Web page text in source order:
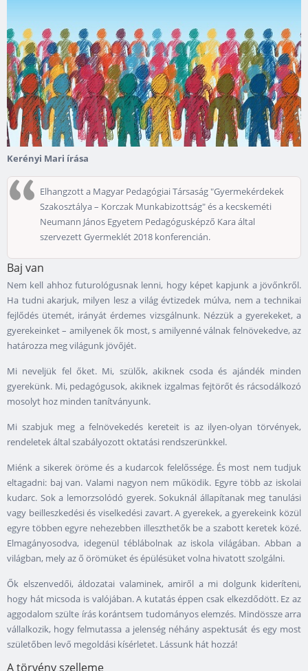
Kerényi Mari írása
Elhangzott a Magyar Pedagógiai Társaság "Gyermekérdekek
Szakosztálya – Korczak Munkabizottság" és a kecskeméti
Neumann János Egyetem Pedagógusképző Kara által
szervezett Gyermeklét 2018 konferencián.
Baj van
Nem kell ahhoz futurológusnak lenni, hogy képet kapjunk a jövőnkről.
Ha tudni akarjuk, milyen lesz a világ évtizedek múlva, nem a technikai
fejlődés ütemét, irányát érdemes vizsgálnunk. Nézzük a gyerekeket, a
gyerekeinket – amilyenek ők most, s amilyenné válnak felnövekedve, az
határozza meg világunk jövőjét.
Mi neveljük fel őket. Mi, szülők, akiknek csoda és ajándék minden
gyerekünk. Mi, pedagógusok, akiknek izgalmas fejtörőt és rácsodálkozó
mosolyt hoz minden tanítványunk.
Mi szabjuk meg a felnövekedés kereteit is az ilyen-olyan törvények,
rendeletek által szabályozott oktatási rendszerünkkel.
Miénk a sikerek öröme és a kudarcok felelőssége. És most nem tudjuk
eltagadni: baj van. Valami nagyon nem működik. Egyre több az iskolai
kudarc. Sok a lemorzsolódó gyerek. Sokuknál állapítanak meg tanulási
vagy beilleszkedési és viselkedési zavart. A gyerekek, a gyerekeink közül
egyre többen egyre nehezebben illeszthetők be a szabott keretek közé.
Elmagányosodva, idegenül téblábolnak az iskola világában. Abban a
világban, mely az ő örömüket és épülésüket volna hivatott szolgálni.
Ők elszenvedői, áldozatai valaminek, amiről a mi dolgunk kideríteni,
hogy hát micsoda is valójában. A kutatás éppen csak elkezdődött. Ez az
aggodalom szülte írás korántsem tudományos elemzés. Mindössze arra
vállalkozik, hogy felmutassa a jelenség néhány aspektusát és egy most
születőben levő megoldási kísérletet. Lássunk hát hozzá!
A törvény szelleme